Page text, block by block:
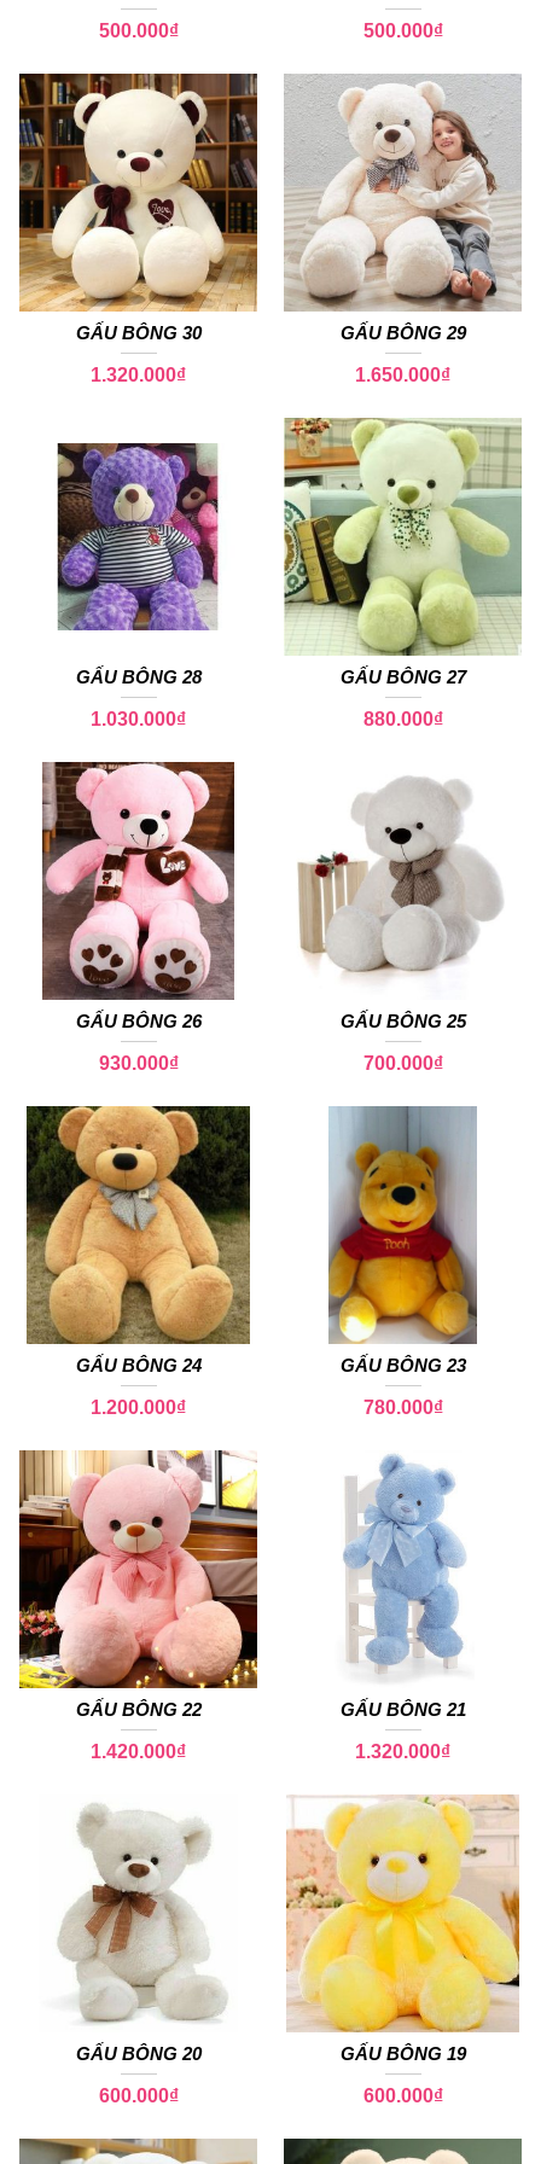
500.000₫ 500.000₫
GẤU BÔNG 30
1.320.000₫
GẤU BÔNG 29
1.650.000₫
GẤU BÔNG 28
1.030.000₫
GẤU BÔNG 27
880.000₫
GẤU BÔNG 26
930.000₫
GẤU BÔNG 25
700.000₫
GẤU BÔNG 24
1.200.000₫
GẤU BÔNG 23
780.000₫
GẤU BÔNG 22
1.420.000₫
GẤU BÔNG 21
1.320.000₫
GẤU BÔNG 20
600.000₫
GẤU BÔNG 19
600.000₫